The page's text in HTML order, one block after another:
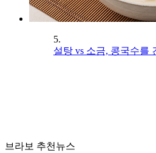
5.
설탕 vs 소금, 콩국수를
브라보 추천뉴스